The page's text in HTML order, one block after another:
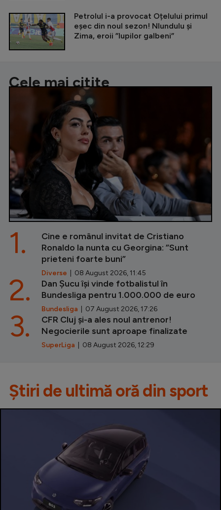
Petrolul i-a provocat Oțelului primul
eșec din noul sezon! Nlundulu și
Zima, eroii ”lupilor galbeni”
Cele mai citite
Cine e românul invitat de Cristiano
Ronaldo la nunta cu Georgina: ”Sunt
prieteni foarte buni”
Diverse | 08 August 2026, 11:45
1.
Dan Șucu își vinde fotbalistul în
Bundesliga pentru 1.000.000 de euro
Bundesliga | 07 August 2026, 17:26
2.
CFR Cluj și-a ales noul antrenor!
Negocierile sunt aproape finalizate
SuperLiga | 08 August 2026, 12:29
3.
Știri de ultimă oră din sport